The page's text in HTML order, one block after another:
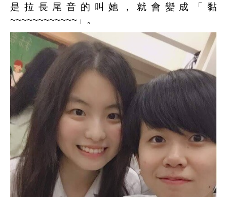
是拉長尾音的叫她，就會變成「黏
~~~~~~~~~~~~ 」。